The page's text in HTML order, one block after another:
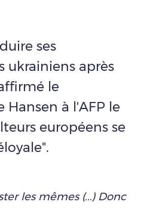
ses
ukrainiens après
le
à l'AFP le
européens se
les mêmes (...) Donc